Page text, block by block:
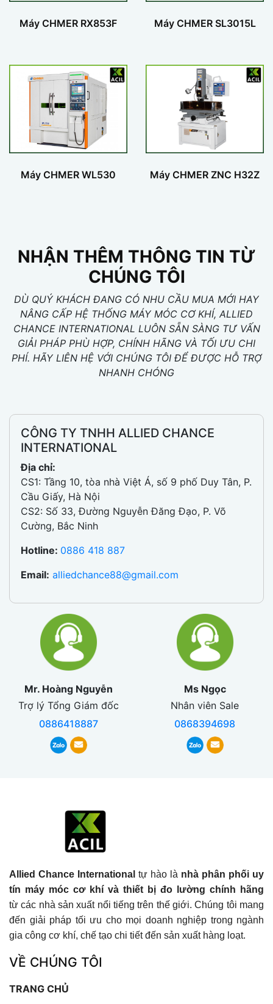
Máy CHMER RX853F Máy CHMER SL3015L
Máy CHMER WL530 Máy CHMER ZNC H32Z
NHẬN THÊM THÔNG TIN TỪ
CHÚNG TÔI
DÙ QUÝ KHÁCH ĐANG CÓ NHU CẦU MUA MỚI HAY
NÂNG CẤP HỆ THỐNG MÁY MÓC CƠ KHÍ, ALLIED
CHANCE INTERNATIONAL LUÔN SẴN SÀNG TƯ VẤN
GIẢI PHÁP PHÙ HỢP, CHÍNH HÃNG VÀ TỐI ƯU CHI
PHÍ. HÃY LIÊN HỆ VỚI CHÚNG TÔI ĐỂ ĐƯỢC HỖ TRỢ
NHANH CHÓNG
CÔNG TY TNHH ALLIED CHANCE
INTERNATIONAL
Địa chỉ:
CS1: Tầng 10, tòa nhà Việt Á, số 9 phố Duy Tân, P.
Cầu Giấy, Hà Nội
CS2: Số 33, Đường Nguyễn Đăng Đạo, P. Võ
Cường, Bắc Ninh
Hotline: 0886 418 887
Email: alliedchance88@gmail.com
Mr. Hoàng Nguyễn
Trợ lý Tổng Giám đốc
0886418887
Ms Ngọc
Nhân viên Sale
0868394698
Allied Chance International tự hào là nhà phân phối uy
tín máy móc cơ khí và thiết bị đo lường chính hãng
từ các nhà sản xuất nổi tiếng trên thế giới. Chúng tôi mang
đến giải pháp tối ưu cho mọi doanh nghiệp trong ngành
gia công cơ khí, chế tạo chi tiết đến sản xuất hàng loạt.
VỀ CHÚNG TÔI
TRANG CHỦ